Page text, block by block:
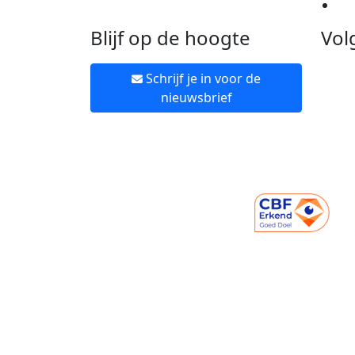
Blijf op de hoogte
Schrijf je in voor de
nieuwsbrief